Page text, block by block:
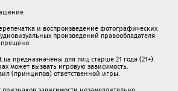
и воспроизведение фотографических
произведений правообладателя
предназначены для лиц старше 21 года (21+).
может вызвать игровую зависимость.
(принципов) ответственной игры.